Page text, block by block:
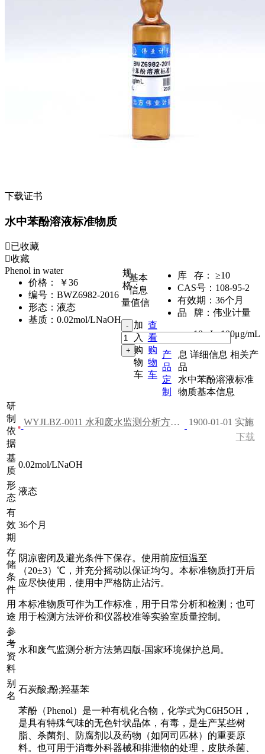
下载证书
水中苯酚溶液标准物质
已收藏
收藏
Phenol in water
价格：
￥36
编号： BWZ6982-2016
形态： 液态
基质： 0.02mol/LNaOH
库 存：
≥10
CAS号： 108-95-2
有效期： 36个月
品 牌： 伟业计量
规
格：
10mL,100μg/mL
加
入
购
物
车
查
看
购
物
车
产
品
定
制
基本
信息
量值信
息 详细信息 相关产
品
水中苯酚溶液标准
物质基本信息
研
制
依
据
WYJLBZ-0011 水和废水监测分析方法（第四版）
1900-01-01 实施
下载
基
质
0.02mol/LNaOH
形
态
液态
有
效
期
36个月
存
储
条
件
阴凉密闭及避光条件下保存。使用前应恒温至
（20±3）℃，并充分摇动以保证均匀。本标准物质打开后
应尽快使用，使用中严格防止沾污。
用
途
本标准物质可作为工作标准，用于日常分析和检测；也可
用于检测方法评价和仪器校准等实验室质量控制。
参
考
资
料
水和废气监测分析方法第四版-国家环境保护总局。
别
名
石炭酸;酚;羟基苯
苯酚（Phenol）是一种有机化合物，化学式为C6H5OH，
是具有特殊气味的无色针状晶体，有毒，是生产某些树
脂、杀菌剂、防腐剂以及药物（如阿司匹林）的重要原
料。也可用于消毒外科器械和排泄物的处理，皮肤杀菌、